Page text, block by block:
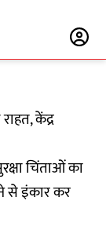
केंद्र
चिंताओं का
से इंकार कर